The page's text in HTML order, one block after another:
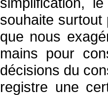
souhaite
que nous
mains pour
décisions du
registre une